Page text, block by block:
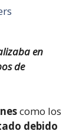
en
de
como los
debido